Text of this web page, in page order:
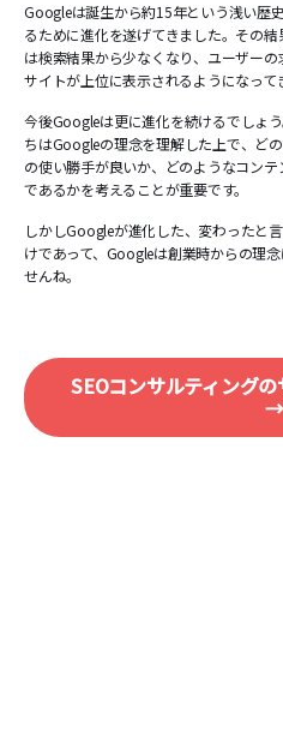
Googleは誕生から約15年という浅い歴
るために進化を遂げてきました。その
は検索結果から少なくなり、ユーザー
サイトが上位に表示されるようになって
今後Googleは更に進化を続けるでしょ
ちはGoogleの理念を理解した上で、ど
の使い勝手が良いか、どのようなコン
であるかを考えることが重要です。
しかしGoogleが進化した、変わったと
けであって、Googleは創業時からの理
せんね。
SEOコンサルティング
→